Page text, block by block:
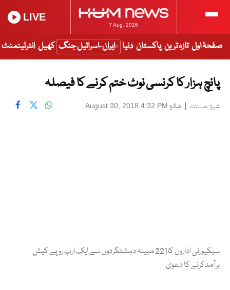
7 Aug, 2026
LIVE
صفحۂ اول تازہ ترین پاکستان دنیا ایران-اسرائیل جنگ کھیل انٹرٹینمنٹ
پانچ ہزار کا کرنسی نوٹ ختم کرنے کا فیصلہ
شیراز حسنات | شائع August 30, 2018 4:32 PM
سیکیورٹی اداروں کا221 مبینہ دہشتگردوں سے ایک ارب روپے کیش
برآمدکرنے کا دعویٰ